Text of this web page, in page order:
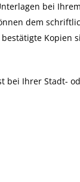
bei
dem
bei Ihrer Stadt-